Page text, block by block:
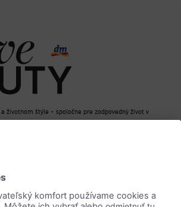
životnom štýle – spoločne pre zodpovedný život v